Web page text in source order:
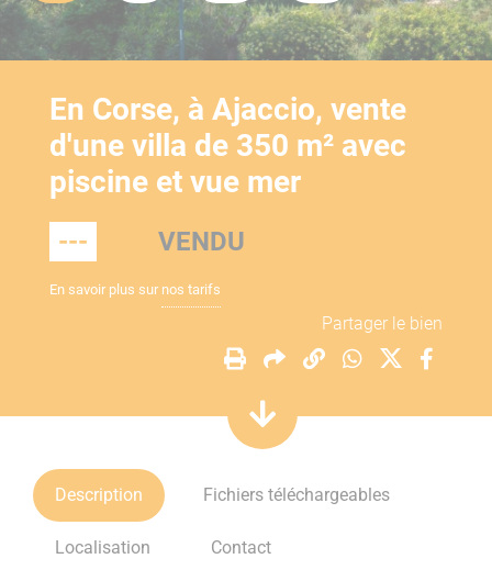
En Corse, à Ajaccio, vente
d'une villa de 350 m² avec
piscine et vue mer
--- VENDU
En savoir plus sur nos tarifs
Partager le bien
Description Fichiers téléchargeables
Localisation Contact